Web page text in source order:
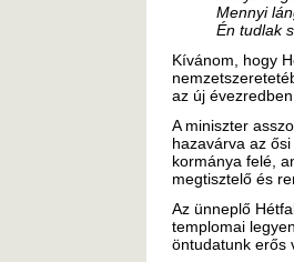
Mennyi
Én tudlak
Kívánom, hogy
az új
A miniszter
hazavárva az
kormánya felé,
megtisztelő és
Az ünneplő
templomai
öntudatunk erős